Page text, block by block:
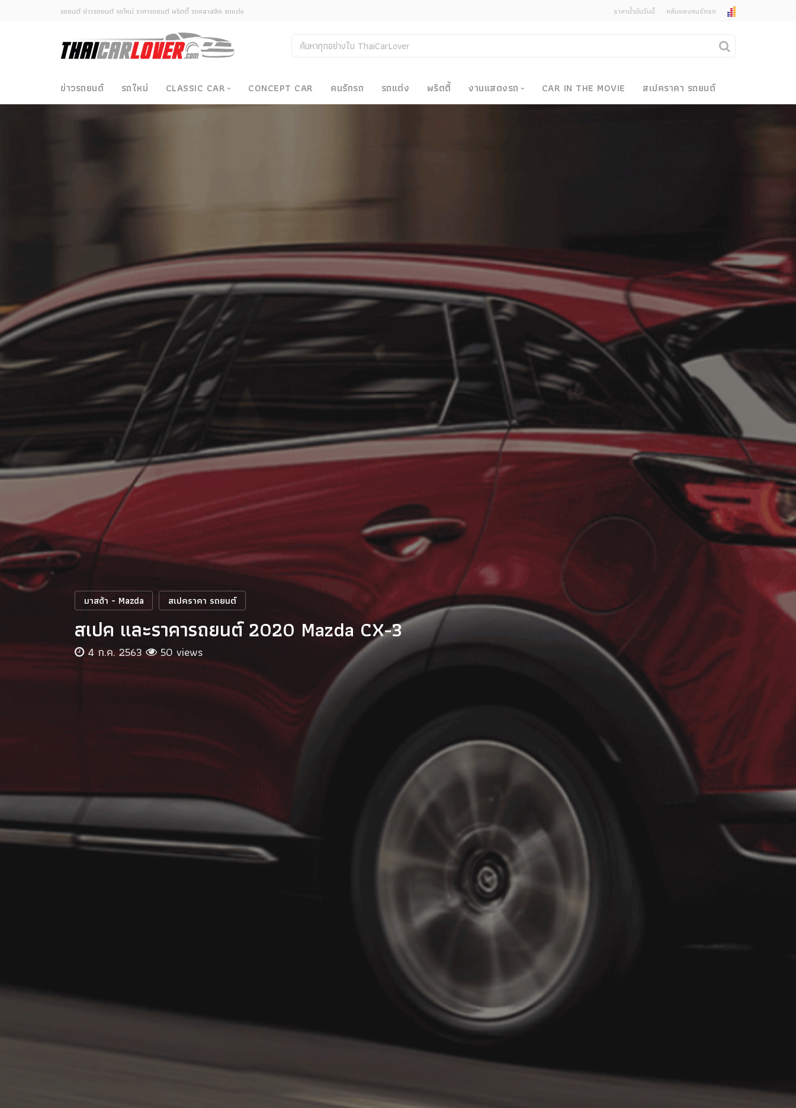
คุณต้องการยกเลิกการแจ้งเตือนข่าวสารเมื่อมีการ
อัพเดตใช่หรือไม่?
รถยนต์ ข่าวรถยนต์ รถใหม่ ราคารถยนต์ พริตตี้ รถคลาสสิค รถแต่ง ราคาน้ำมันวันนี้ คลับของคนรักรถ
ข่าวรถยนต์ รถใหม่ CLASSIC CAR CONCEPT CAR คนรักรถ รถแต่ง พริตตี้ งานแสดงรถ
Supercar & Import Car Show
CAR IN THE MOVIE สเปคราคา รถยนต์
มาสด้า - Mazda สเปคราคา รถยนต์
สเปค และราคารถยนต์ 2020 Mazda CX-3
4 ก.ค. 2563 50 views